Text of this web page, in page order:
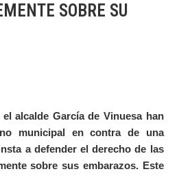
SOBRE SU
alcalde García de Vinuesa han
municipal en contra de una
a defender el derecho de las
sobre sus embarazos. Este